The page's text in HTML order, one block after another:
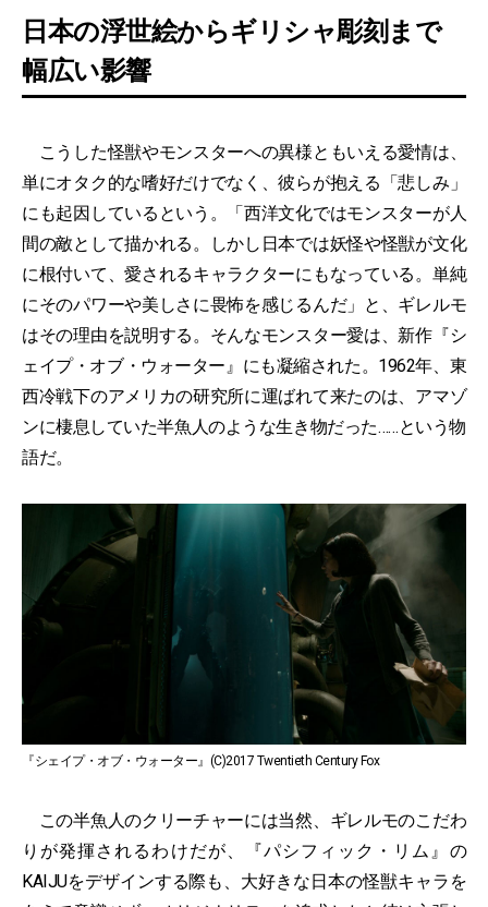
日本の浮世絵からギリシャ彫刻まで
幅広い影響
こうした怪獣やモンスターへの異様ともいえる愛情は、
単にオタク的な嗜好だけでなく、彼らが抱える「悲しみ」
にも起因しているという。「西洋文化ではモンスターが人
間の敵として描かれる。しかし日本では妖怪や怪獣が文化
に根付いて、愛されるキャラクターにもなっている。単純
にそのパワーや美しさに畏怖を感じるんだ」と、ギレルモ
はその理由を説明する。そんなモンスター愛は、新作『シ
ェイプ・オブ・ウォーター』にも凝縮された。1962年、東
西冷戦下のアメリカの研究所に運ばれて来たのは、アマゾ
ンに棲息していた半魚人のような生き物だった……という物
語だ。
『シェイプ・オブ・ウォーター』(C)2017 Twentieth Century Fox
この半魚人のクリーチャーには当然、ギレルモのこだわ
りが発揮されるわけだが、『パシフィック・リム』の
KAIJUをデザインする際も、大好きな日本の怪獣キャラを